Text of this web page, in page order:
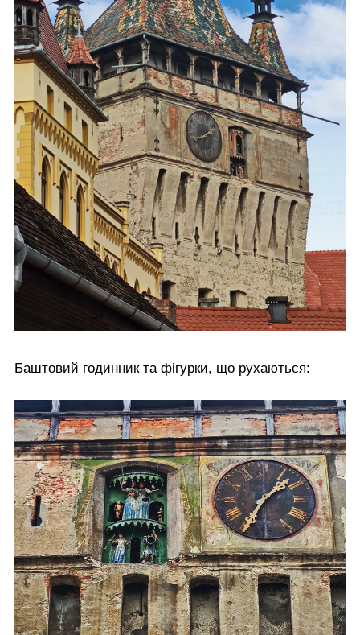
Баштовий годинник та фігурки, що рухаються: